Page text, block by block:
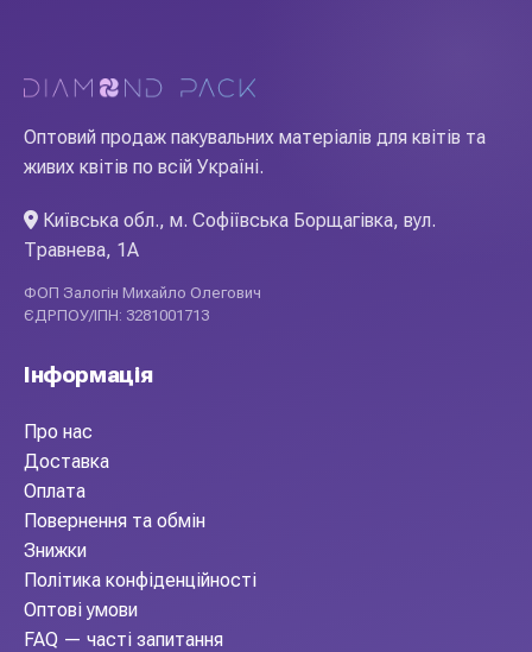
Оптовий продаж пакувальних матеріалів для квітів та
живих квітів по всій Україні.
Київська обл., м. Софіївська Борщагівка, вул.
Травнева, 1А
ФОП Залогін Михайло Олегович
ЄДРПОУ/ІПН: 3281001713
Інформація
Про нас
Доставка
Оплата
Повернення та обмін
Знижки
Політика конфіденційності
Оптові умови
FAQ — часті запитання